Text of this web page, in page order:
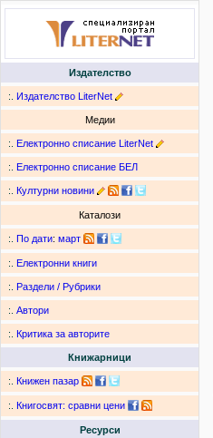
Издателство
:. Издателство LiterNet
Медии
:. Електронно списание LiterNet
:. Електронно списание БЕЛ
:. Културни новини
Каталози
:. По дати: март
:. Електронни книги
:. Раздели / Рубрики
:. Автори
:. Критика за авторите
Книжарници
:. Книжен пазар
:. Книгосвят: сравни цени
Ресурси